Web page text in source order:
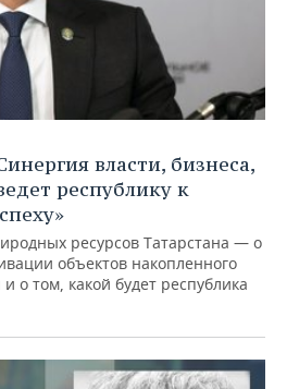
власти, бизнеса,
республику к
ресурсов Татарстана — о
объектов накопленного
о том, какой будет республика